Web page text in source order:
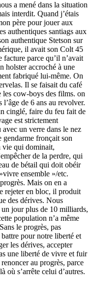
a mené dans la situation
interdit. Quand j’étais
père pour jouer aux
authentiques santiags aux
authentique Stetson sur
il avait son Colt 45
parce qu’il n’avait
holster accroché à une
fabriqué lui-même. On
Il se faisait du café
les cow-boys des films. on
de 6 ans au revolver.
cinglé, faire du feu fait de
est strictement
un verre dans le nez
gendarme fronçait son
vie qui dominait,
de la perdre, qui
de bétail qui doit obéir
ensemble »/etc.
Mais on en a
rejeter en bloc, il produit
des dérives. Nous
jour plus de 10 milliards,
population n’a même
le progrès, pas
pour notre liberté et
les dérives, accepter
une liberté de vivre et fuir
au progrès, parce
où s’arrête celui d’autres.